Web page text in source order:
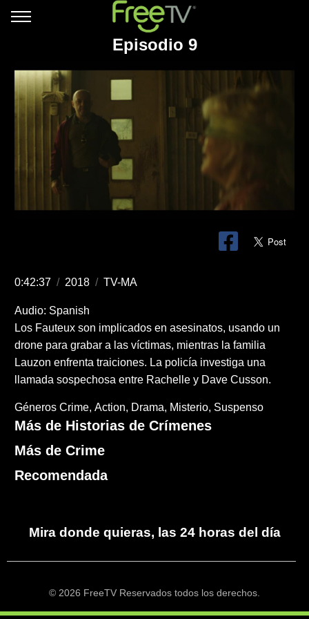
Episodio 9
0:42:37 / 2018 / TV-MA
Audio: Spanish
Los Fauteux son implicados en asesinatos, usando un
drone para grabar a las víctimas, mientras la familia
Lauzon enfrenta traiciones. La policía investiga una
llamada sospechosa entre Rachelle y Dave Cusson.
Géneros Crime Action Drama Misterio Suspenso
Más de Historias de Crímenes
Más de Crime
Recomendada
Mira donde quieras, las 24 horas del día
© 2026 FreeTV Reservados todos los derechos.